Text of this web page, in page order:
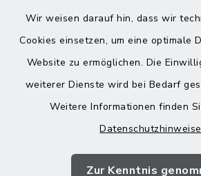
Wir weisen darauf hin, dass wir
Cookies einsetzen, um eine optimale
Website zu ermöglichen. Die
weiterer Dienste wird bei Bedarf
Weitere Informationen finden
Zur Kenntnis
Barrierefreiheit